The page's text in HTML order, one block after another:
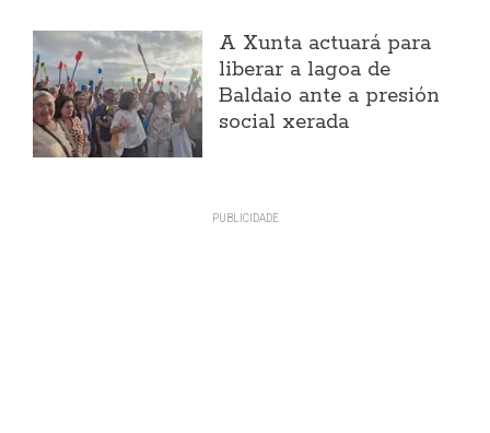
A Xunta actuará para
liberar a lagoa de
Baldaio ante a presión
social xerada